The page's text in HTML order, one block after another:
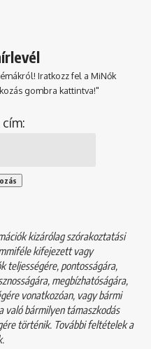
Iratkozz fel a MiNők
gombra kattintva!"
kizárólag szórakoztatási
kifejezett vagy
teljességére, pontosságára,
megbízhatóságára,
vonatkozóan, vagy bármi
való bármilyen támaszkodás
történik. További feltételek a